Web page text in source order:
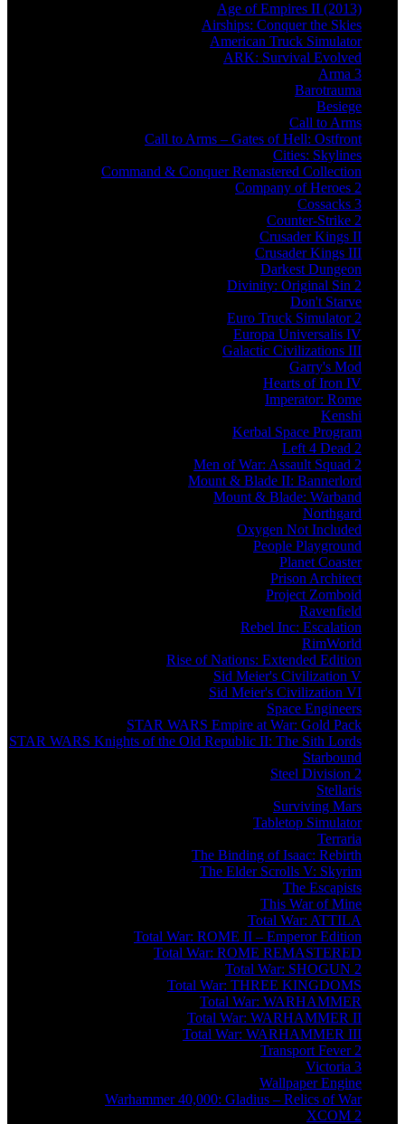
Age of Empires II (2013)
Airships: Conquer the Skies
American Truck Simulator
ARK: Survival Evolved
Arma 3
Barotrauma
Besiege
Call to Arms
Call to Arms – Gates of Hell: Ostfront
Cities: Skylines
Command & Conquer Remastered Collection
Company of Heroes 2
Cossacks 3
Counter-Strike 2
Crusader Kings II
Crusader Kings III
Darkest Dungeon
Divinity: Original Sin 2
Don't Starve
Euro Truck Simulator 2
Europa Universalis IV
Galactic Civilizations III
Garry's Mod
Hearts of Iron IV
Imperator: Rome
Kenshi
Kerbal Space Program
Left 4 Dead 2
Men of War: Assault Squad 2
Mount & Blade II: Bannerlord
Mount & Blade: Warband
Northgard
Oxygen Not Included
People Playground
Planet Coaster
Prison Architect
Project Zomboid
Ravenfield
Rebel Inc: Escalation
RimWorld
Rise of Nations: Extended Edition
Sid Meier's Civilization V
Sid Meier's Civilization VI
Space Engineers
STAR WARS Empire at War: Gold Pack
STAR WARS Knights of the Old Republic II: The Sith Lords
Starbound
Steel Division 2
Stellaris
Surviving Mars
Tabletop Simulator
Terraria
The Binding of Isaac: Rebirth
The Elder Scrolls V: Skyrim
The Escapists
This War of Mine
Total War: ATTILA
Total War: ROME II – Emperor Edition
Total War: ROME REMASTERED
Total War: SHOGUN 2
Total War: THREE KINGDOMS
Total War: WARHAMMER
Total War: WARHAMMER II
Total War: WARHAMMER III
Transport Fever 2
Victoria 3
Wallpaper Engine
Warhammer 40,000: Gladius – Relics of War
XCOM 2